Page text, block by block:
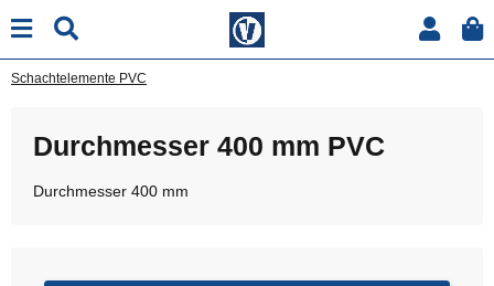
Schachtelemente PVC
Durchmesser 400 mm PVC
Durchmesser 400 mm